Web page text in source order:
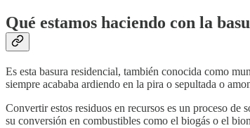
Qué estamos haciendo con la
Es esta basura residencial, también conocida como
siempre acababa ardiendo en la pira o sepultada o
Convertir estos residuos en recursos es un proceso
su conversión en combustibles como el biogás o el